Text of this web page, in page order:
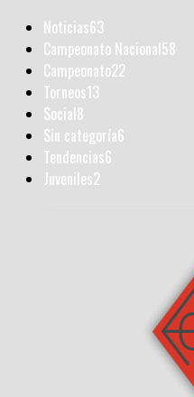
Noticias63
Campeonato Nacional58
Campeonato22
Torneos13
Social8
Sin categoría6
Tendencias6
Juveniles2